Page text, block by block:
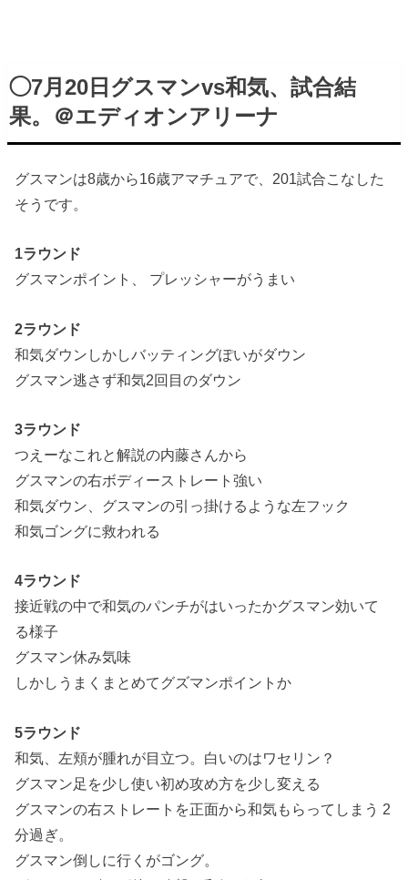
◯7月20日グスマンvs和気、試合結
果。＠エディオンアリーナ
グスマンは8歳から16歳アマチュアで、201試合こなした
そうです。
1ラウンド
グスマンポイント、 プレッシャーがうまい
2ラウンド
和気ダウンしかしバッティングぽいがダウン
グスマン逃さず和気2回目のダウン
3ラウンド
つえーなこれと解説の内藤さんから
グスマンの右ボディーストレート強い
和気ダウン、グスマンの引っ掛けるような左フック
和気ゴングに救われる
4ラウンド
接近戦の中で和気のパンチがはいったかグスマン効いて
る様子
グスマン休み気味
しかしうまくまとめてグズマンポイントか
5ラウンド
和気、左頬が腫れが目立つ。白いのはワセリン？
グスマン足を少し使い初め攻め方を少し変える
グスマンの右ストレートを正面から和気もらってしまう 2
分過ぎ。
グスマン倒しに行くがゴング。